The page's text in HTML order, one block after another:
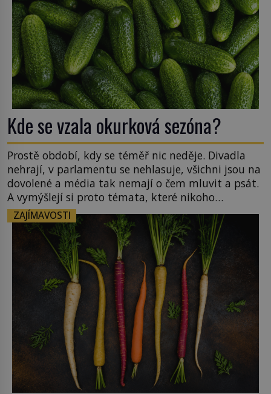
Kde se vzala okurková sezóna?
Prostě období, kdy se téměř nic neděje. Divadla
nehrají, v parlamentu se nehlasuje, všichni jsou na
dovolené a média tak nemají o čem mluvit a psát.
A vymýšlejí si proto témata, které nikoho
nezajímají. Proč je však ona letní doba spojovaná
zrovna s okurkami? Okurkovou sezónu známe už
od poloviny 19. století, ovšem jako Češi […]
ZAJÍMAVOSTI